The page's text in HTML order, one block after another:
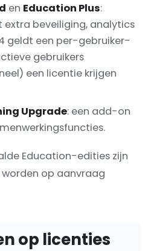
en Education Plus:
beveiliging, analytics
geldt een per-gebruiker-
gebruikers
een licentie krijgen
Upgrade: een add-on
Education-edities zijn
op aanvraag
op licenties